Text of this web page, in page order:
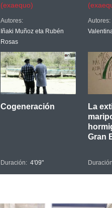
(exaequo)
Autores:
Iñaki Muñoz eta Rubén
Rosas
Autores:
Cogeneración
La
Gran
Duración: 4'09"